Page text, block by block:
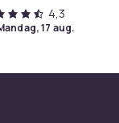
4,3
mandag, 17 aug.